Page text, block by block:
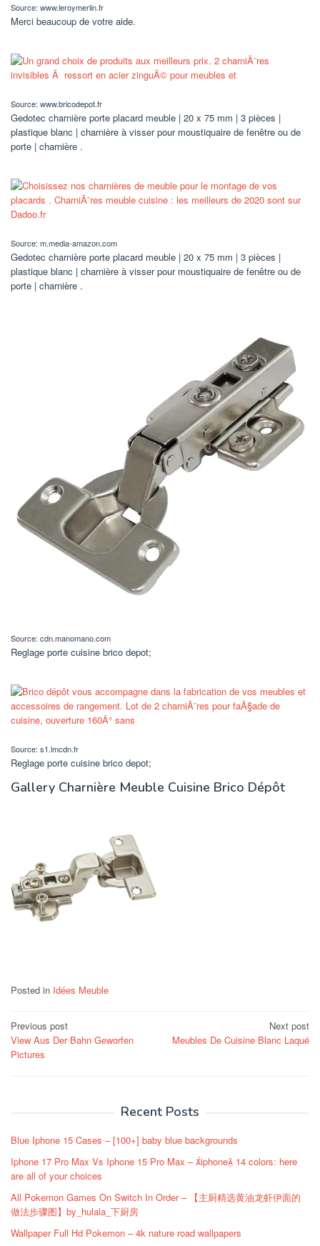
Source: www.leroymerlin.fr
Merci beaucoup de votre aide.
Source: www.bricodepot.fr
Gedotec charnière porte placard meuble | 20 x 75 mm | 3 pièces |
plastique blanc | charnière à visser pour moustiquaire de fenêtre ou de
porte | charnière .
Source: m.media-amazon.com
Gedotec charnière porte placard meuble | 20 x 75 mm | 3 pièces |
plastique blanc | charnière à visser pour moustiquaire de fenêtre ou de
porte | charnière .
Source: cdn.manomano.com
Reglage porte cuisine brico depot;
Source: s1.lmcdn.fr
Reglage porte cuisine brico depot;
Gallery Charnière Meuble Cuisine Brico Dépôt
Posted in Idées Meuble
Post
navigation
Previous post
View Aus Der Bahn Geworfen
Pictures
Next post
Meubles De Cuisine Blanc Laqué
Recent Posts
Blue Iphone 15 Cases – [100+] baby blue backgrounds
Iphone 17 Pro Max Vs Iphone 15 Pro Max – iphone 14 colors: here
are all of your choices
All Pokemon Games On Switch In Order – 【主厨精选黄油龙虾伊面的
做法步骤图】by_hulala_下厨房
Wallpaper Full Hd Pokemon – 4k nature road wallpapers